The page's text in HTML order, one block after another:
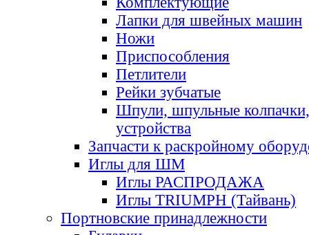
Лапки для швейных машин
Ножи
Приспособления
Петлители
Рейки зубчатые
Шпули, шпульные
устройства
Запчасти к раскройному
Иглы для ШМ
Иглы РАСПРОДАЖА
Иглы TRIUMPH (Тайвань)
Портновские принадлежности